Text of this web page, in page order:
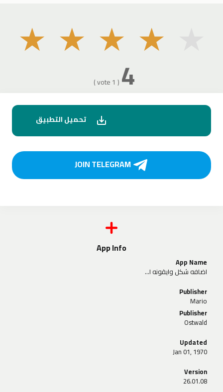
★ ★ ★ ★
4
( 1 vote )
تحميل التطبيق
JOIN TELEGRAM
App Info
App Name
اضافه شكل وايقونه الاشعار بشكل التطبيق
Publisher
Mario
Publisher
Ostwald
Updated
Jan 01, 1970
Version
26.01.08